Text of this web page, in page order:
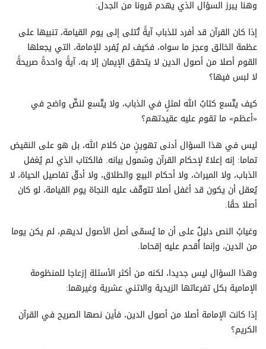
وهنا يبرز السؤال الذي يهدم قرونا من الجدل:
إذا كان القرآن قد أفرد للذباب آيةً تُتلى إلى يوم القيامة، تنبيها على
عظمة الخالق وعجز ما سواه، فكيف لم يُفرد للإمامة، التي يجعلها
القوم أصلا من أصول الدين لا يتحقق الإيمان إلا به، آيةً واحدةً صريحةً
لا لبس فيها؟
كيف يتّسع كتابُ الله لمثلٍ في الذباب، ولا يتّسع لنصٍّ واضح في
«أعظم» ما تقوم عليه عقيدتهم؟
ليس في هذا السؤال أدنى تهوينٍ من كلام الله، بل هو على النقيض
تماما: إنه إعلاءٌ لإحكام القرآن وشمول بيانه. فالكتاب الذي لم يُغفل
الذباب، ولا الميراث، ولا أحكام البيع والطلاق، ولا أدقّ تفاصيل الحياة، لا
يُعقل أن يكون قد أغفل أصلا تتوقّف عليه النجاة يوم القيامة، لو كان
أصلا حقًا.
وغيابُ النص دليلٌ على أن ما يُسمّى أصل الأصول لديهم، لم يكن يوما
من الدين، وإنما أُقحم عليه إقحاما.
وهذا السؤال ليس جديدا، لكنه من أكثر الأسئلة إزعاجا للمنظومة
الإمامية بكل تفرعاتها الزيدية والاثني عشرية وغيرهما:
إذا كانت الإمامة أصلا من أصول الدين، فأين نصها الصريح في القرآن
الكريم؟